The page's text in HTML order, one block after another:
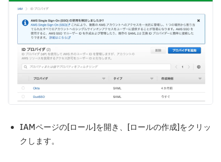
IAMページの[ロール]を開き、[ロールの作成]をクリッ
クします。